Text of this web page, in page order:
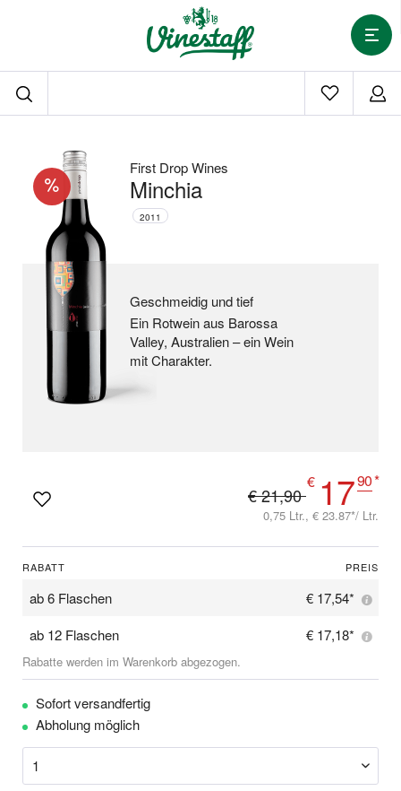
First Drop Wines
Minchia
2011
Geschmeidig und tief
Ein Rotwein aus Barossa
Valley, Australien –ein Wein
mit Charakter.
€ 21,90
€ 1790*
0,75 Ltr., € 23.87*/ Ltr.
RABATT PREIS
ab6 Flaschen
€ 17,54*
ab 12 Flaschen € 17,18*
Rabatte werden im Warenkorb abgezogen.
Sofort versandfertig
Abholung möglich